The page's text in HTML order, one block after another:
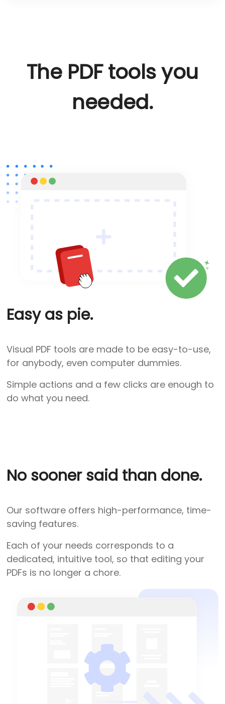
The PDF tools you
needed.
Easy as pie.
Visual PDF tools are made to be easy-to-use,
for anybody, even computer dummies.
Simple actions and a few clicks are enough to
do what you need.
No sooner said than done.
Our software offers high-performance, time-
saving features.
Each of your needs corresponds to a
dedicated, intuitive tool, so that editing your
PDFs is no longer a chore.